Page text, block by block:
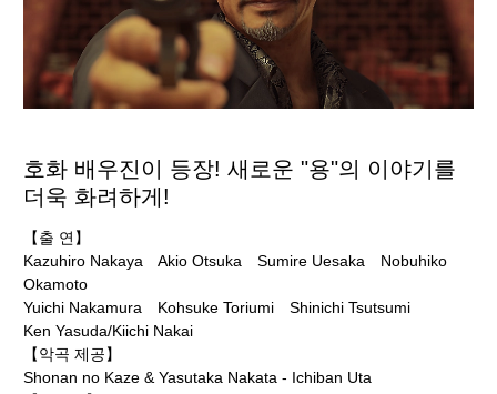
호화 배우진이 등장! 새로운 "용"의 이야기를
더욱 화려하게!
【출 연】
Kazuhiro Nakaya Akio Otsuka Sumire Uesaka Nobuhiko
Okamoto
Yuichi Nakamura Kohsuke Toriumi Shinichi Tsutsumi
Ken Yasuda/Kiichi Nakai
【악곡 제공】
Shonan no Kaze & Yasutaka Nakata - Ichiban Uta